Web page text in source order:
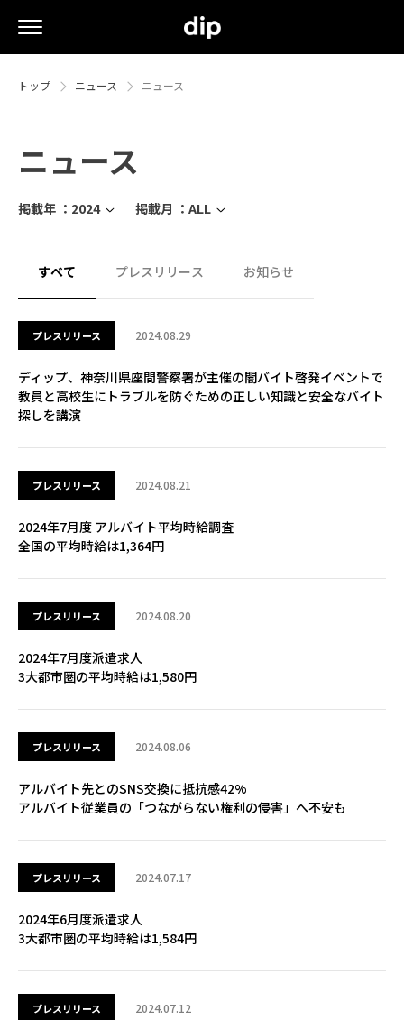
トップ ニュース ニュース
ニュース
掲載年 ： 2024 掲載月 ： ALL
すべて プレスリリース お知らせ
プレスリリース 2024.08.29
ディップ、神奈川県座間警察署が主催の闇バイト啓発イベントで
教員と高校生にトラブルを防ぐための正しい知識と安全なバイト
探しを講演
プレスリリース 2024.08.21
2024年7月度 アルバイト平均時給調査
全国の平均時給は1,364円
プレスリリース 2024.08.20
2024年7月度派遣求人
3大都市圏の平均時給は1,580円
プレスリリース 2024.08.06
アルバイト先とのSNS交換に抵抗感42%
アルバイト従業員の「つながらない権利の侵害」へ不安も
プレスリリース 2024.07.17
2024年6月度派遣求人
3大都市圏の平均時給は1,584円
プレスリリース 2024.07.12